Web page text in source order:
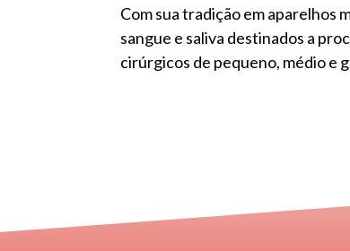
Com sua tradição em aparelhos
sangue e saliva destinados a
cirúrgicos de pequeno, médio e